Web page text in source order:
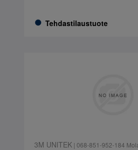
Tehdastilaustuote
3M UNITEK| 068-851-952-184